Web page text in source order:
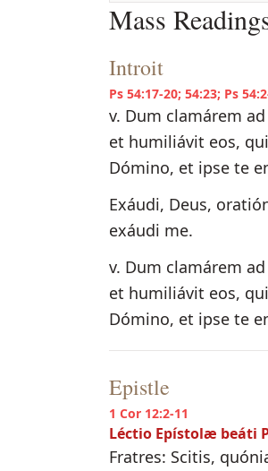
Mass
Introit
Ps 54:17-20; 54:23; Ps
v. Dum clamárem
et humiliávit eos,
Dómino, et ipse te
Exáudi, Deus,
exáudi me.
v. Dum clamárem
et humiliávit eos,
Dómino, et ipse te
Epistle
1 Cor 12:2-11
Léctio Epístolæ beáti
Fratres: Scitis,